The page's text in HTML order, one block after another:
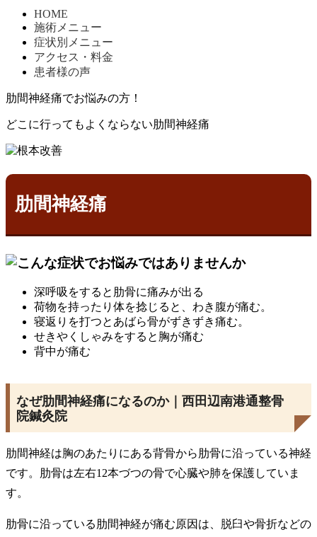
HOME
施術メニュー
症状別メニュー
アクセス・料金
患者様の声
肋間神経痛でお悩みの方！
どこに行ってもよくならない肋間神経痛
肋間神経痛
深呼吸をすると肋骨に痛みが出る
荷物を持ったり体を捻じると、わき腹が痛む。
寝返りを打つとあばら骨がずきずき痛む。
せきやくしゃみをすると胸が痛む
背中が痛む
なぜ肋間神経痛になるのか｜西田辺南港通整骨
院鍼灸院
肋間神経は胸のあたりにある背骨から肋骨に沿っている神経
です。肋骨は左右12本づつの骨で心臓や肺を保護していま
す。
肋骨に沿っている肋間神経が痛む原因は、脱臼や骨折などの